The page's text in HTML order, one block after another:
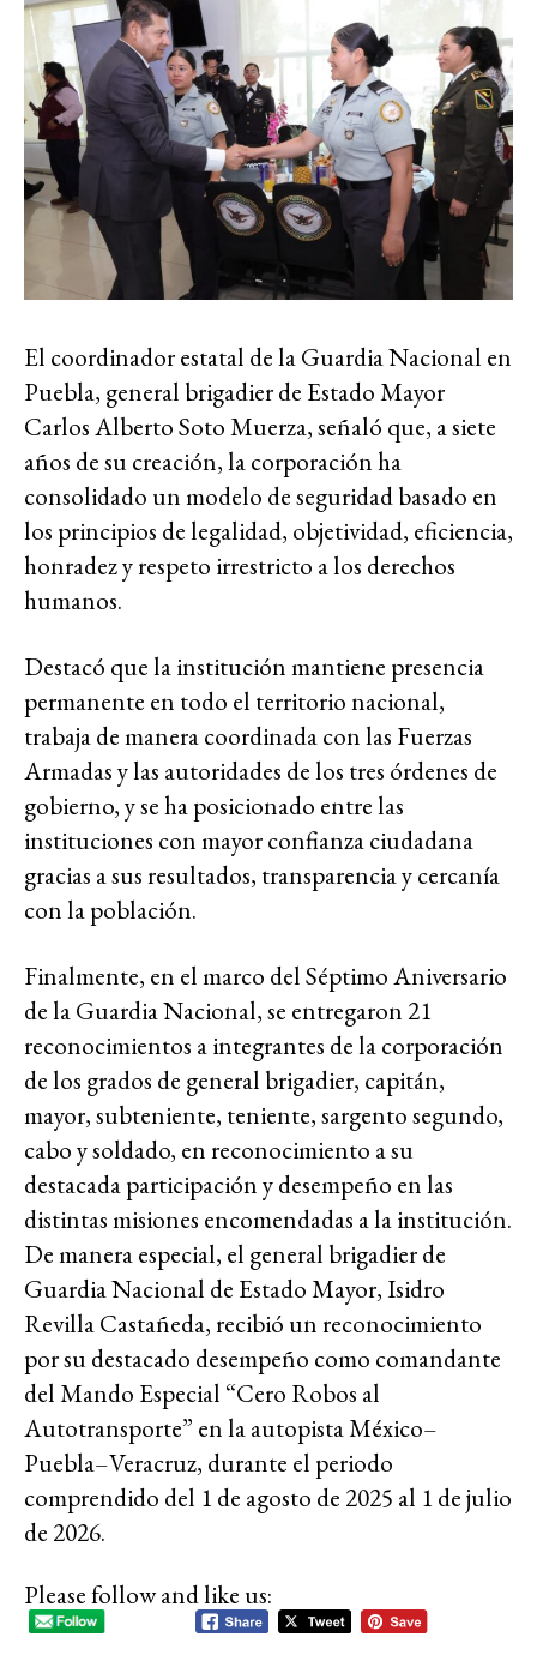
El coordinador estatal de la Guardia Nacional en
Puebla, general brigadier de Estado Mayor
Carlos Alberto Soto Muerza, señaló que, a siete
años de su creación, la corporación ha
consolidado un modelo de seguridad basado en
los principios de legalidad, objetividad, eficiencia,
honradez y respeto irrestricto a los derechos
humanos.
Destacó que la institución mantiene presencia
permanente en todo el territorio nacional,
trabaja de manera coordinada con las Fuerzas
Armadas y las autoridades de los tres órdenes de
gobierno, y se ha posicionado entre las
instituciones con mayor confianza ciudadana
gracias a sus resultados, transparencia y cercanía
con la población.
Finalmente, en el marco del Séptimo Aniversario
de la Guardia Nacional, se entregaron 21
reconocimientos a integrantes de la corporación
de los grados de general brigadier, capitán,
mayor, subteniente, teniente, sargento segundo,
cabo y soldado, en reconocimiento a su
destacada participación y desempeño en las
distintas misiones encomendadas a la institución.
De manera especial, el general brigadier de
Guardia Nacional de Estado Mayor, Isidro
Revilla Castañeda, recibió un reconocimiento
por su destacado desempeño como comandante
del Mando Especial “Cero Robos al
Autotransporte” en la autopista México–
Puebla–Veracruz, durante el periodo
comprendido del 1 de agosto de 2025 al 1 de julio
de 2026.
Please follow and like us: